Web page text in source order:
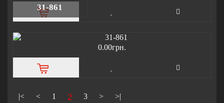
31-861
0.00грн.
|< < 1 2 3 > >|